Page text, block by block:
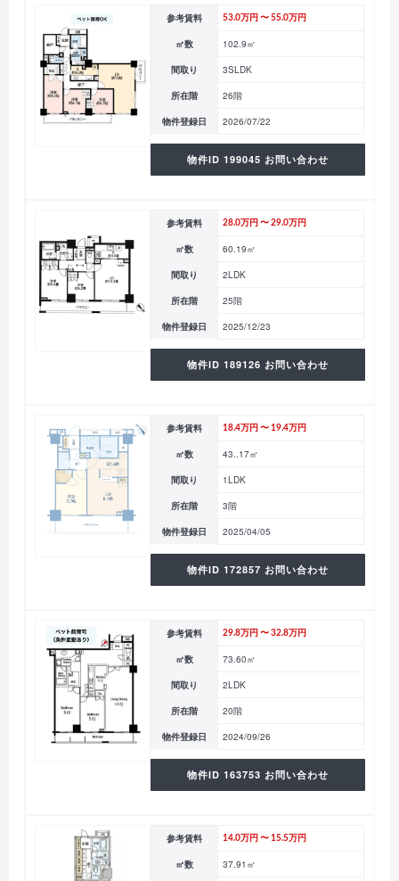
参考賃料 53.0万円 〜 55.0万円
㎡数 102.9㎡
間取り 3SLDK
所在階 26階
物件登録日 2026/07/22
物件ID 199045 お問い合わせ
参考賃料 28.0万円 〜 29.0万円
㎡数 60.19㎡
間取り 2LDK
所在階 25階
物件登録日 2025/12/23
物件ID 189126 お問い合わせ
参考賃料 18.4万円 〜 19.4万円
㎡数 43..17㎡
間取り 1LDK
所在階 3階
物件登録日 2025/04/05
物件ID 172857 お問い合わせ
参考賃料 29.8万円 〜 32.8万円
㎡数 73.60㎡
間取り 2LDK
所在階 20階
物件登録日 2024/09/26
物件ID 163753 お問い合わせ
参考賃料 14.0万円 〜 15.5万円
㎡数 37.91㎡